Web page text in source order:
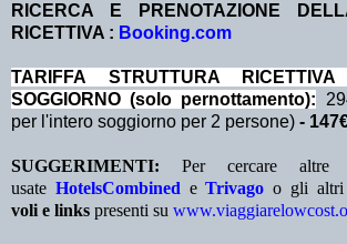
RICERCA E PRENOTAZIONE
RICETTIVA : Booking.com
TA RIFFA STRUTTURA
SOGGIORNO (solo pernottamento):
per l'intero soggiorno per 2 persone) -
SUGGERIMENTI: Per cercare altre
usate HotelsCombined eTrivago o gli
voli e links presenti su